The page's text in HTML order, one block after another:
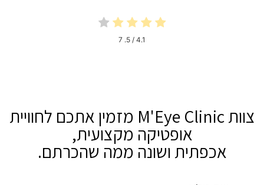
4.1
/ 5.
7
צוות M'Eye Clinic מזמין אתכם לחוויית
אופטיקה מקצועית,
אכפתית ושונה ממה שהכרתם.